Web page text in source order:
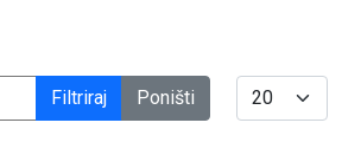
Filtriraj Poništi Display #